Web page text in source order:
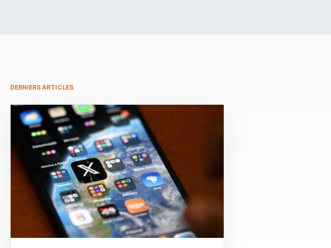
DERNIERS ARTICLES